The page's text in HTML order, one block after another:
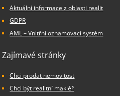
Aktuální informace z oblasti realit
GDPR
AML – Vnitřní oznamovací systém
Zajímavé stránky
Chci prodat nemovitost
Chci být realitní makléř